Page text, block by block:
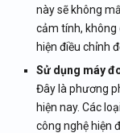
này sẽ không
cảm tính, không
hiện điều chỉnh
Sử dụng máy
Đây là phương
hiện nay. Các
công nghệ hiện